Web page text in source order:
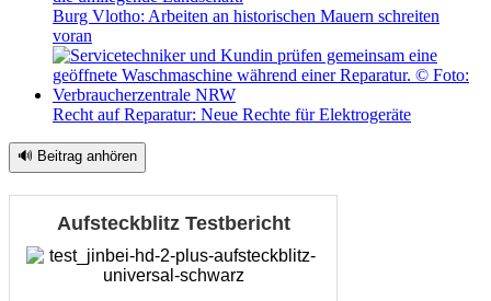
Burg Vlotho: Arbeiten an historischen Mauern schreiten
voran
Recht auf Reparatur: Neue Rechte für Elektrogeräte
🔊 Beitrag anhören
Aufsteckblitz Testbericht